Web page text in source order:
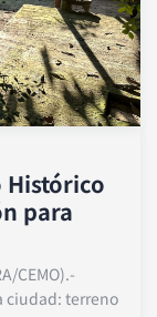
Histórico
para
CEMO).-
ciudad: terreno